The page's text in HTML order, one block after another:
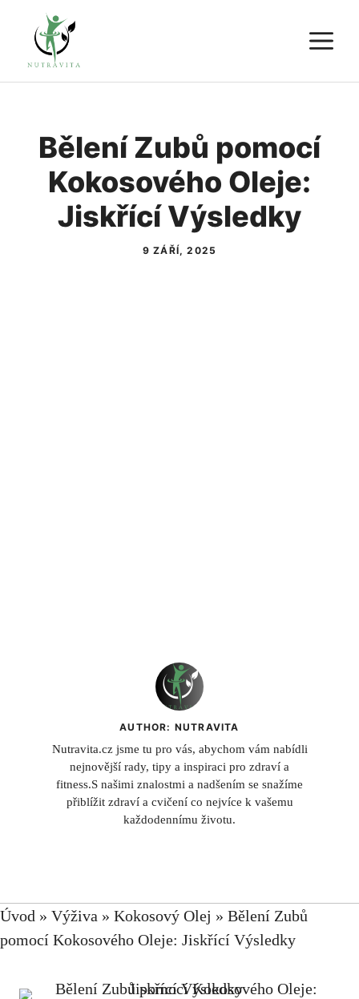
Přeskočit
obsah
Bělení Zubů pomocí
Kokosového Oleje:
Jiskřící Výsledky
9 ZÁŘÍ, 2025
AUTHOR: NUTRAVITA
Nutravita.cz jsme tu pro vás, abychom vám nabídli
nejnovější rady, tipy a inspiraci pro zdraví a
fitness.S našimi znalostmi a nadšením se snažíme
přiblížit zdraví a cvičení co nejvíce k vašemu
každodennímu životu.
Úvod » Výživa » Kokosový Olej » Bělení Zubů
pomocí Kokosového Oleje: Jiskřící Výsledky